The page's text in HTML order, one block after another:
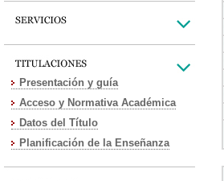
Presentación y guía
Acceso y Normativa Académica
Datos del Título
Planificación de la Enseñanza